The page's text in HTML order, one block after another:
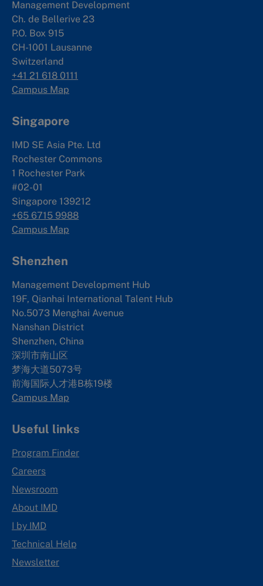
Management Development
Ch. de Bellerive 23
P.O. Box 915
CH-1001 Lausanne
Switzerland
+41 21 618 0111
Campus Map
Singapore
IMD SE Asia Pte. Ltd
Rochester Commons
1 Rochester Park
#02-01
Singapore 139212
+65 6715 9988
Campus Map
Shenzhen
Management Development Hub
19F, Qianhai International Talent Hub
No.5073 Menghai Avenue
Nanshan District
Shenzhen, China
深圳市南山区
梦海大道5073号
前海国际人才港B栋19楼
Campus Map
Useful links
Program Finder
Careers
Newsroom
About IMD
I by IMD
Technical Help
Newsletter